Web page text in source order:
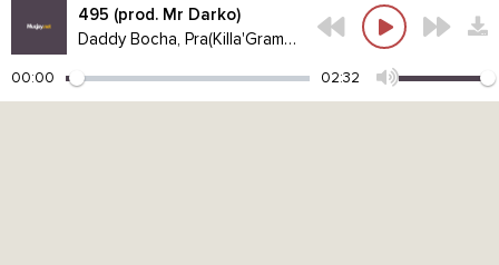
495 (prod. Mr Darko)
Daddy Bocha, Pra(Killa'Gramm)
00:00 02:32